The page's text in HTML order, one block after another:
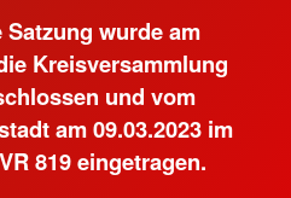
wurde am
Kreisversammlung
und vom
am 09.03.2023 im
819 eingetragen.